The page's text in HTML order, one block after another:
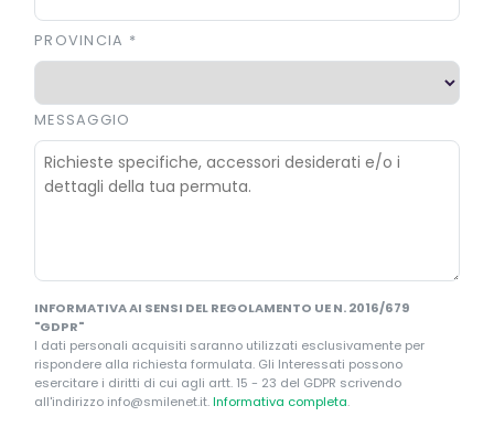
PROVINCIA *
MESSAGGIO
INFORMATIVA AI SENSI DEL REGOLAMENTO UE N. 2016/679
"GDPR"
I dati personali acquisiti saranno utilizzati esclusivamente per
rispondere alla richiesta formulata. Gli Interessati possono
esercitare i diritti di cui agli artt. 15 - 23 del GDPR scrivendo
all'indirizzo info@smilenet.it.Informativa completa.